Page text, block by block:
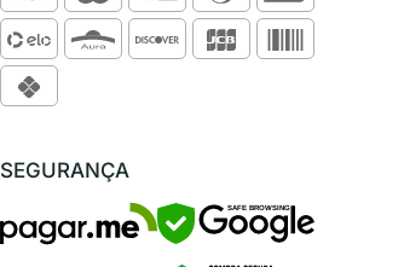
SEGURANÇA
SAFE BROWSING